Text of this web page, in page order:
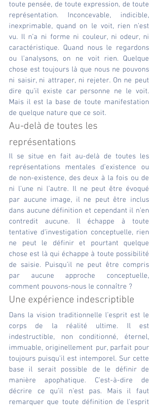
toute pensée, de toute expression, de toute
représentation. Inconcevable, indicible,
inexprimable, quand on le voit, rien n’est
vu. Il n’a ni forme ni couleur, ni odeur, ni
caractéristique. Quand nous le regardons
ou l’analysons, on ne voit rien. Quelque
chose est toujours là que nous ne pouvons
ni saisir, ni attraper, ni rejeter. On ne peut
dire qu’il existe car personne ne le voit.
Mais il est la base de toute manifestation
de quelque nature que ce soit.
Au-delà de toutes les
représentations
Il se situe en fait au-delà de toutes les
représentations mentales d’existence ou
de non-existence, des deux à la fois ou de
ni l’une ni l’autre. Il ne peut être évoqué
par aucune image, il ne peut être inclus
dans aucune définition et cependant il n’en
contredit aucune. Il échappe à toute
tentative d’investigation conceptuelle, rien
ne peut le définir et pourtant quelque
chose est là qui échappe à toute possibilité
de saisie. Puisqu’il ne peut être compris
par aucune approche conceptuelle,
comment pouvons-nous le connaître ?
Une expérience indescriptible
Dans la vision traditionnelle l’esprit est le
corps de la réalité ultime. Il est
indestructible, non conditionné, éternel,
immuable, originellement pur, parfait pour
toujours puisqu’il est intemporel. Sur cette
base il serait possible de le définir de
manière apophatique. C’est-à-dire de
décrire ce qu’il n’est pas. Mais il faut
remarquer que toute définition de l’esprit